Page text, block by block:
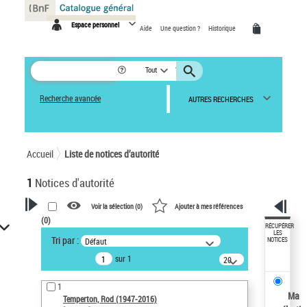
Espace personnel Aide Une question ? Historique
Tout
Recherche avancée AUTRES RECHERCHES
Accueil Liste de notices d’autorité
1 Notices d'autorité
VOTRE RECHERCHE
Recherche avancée dans les
notices d’autorité
Œuvres liées à l'auteur :
Temperton, Rod (1947-2016)
Voir la sélection (0) Ajouter à mes références
(0)
Tri par : Défaut
sur 1
20
résultats/page
1
Temperton, Rod (1947-2016)
RÉCUPÉRER
LES
NOTICES
Ma
Panneau de gestion des cookies